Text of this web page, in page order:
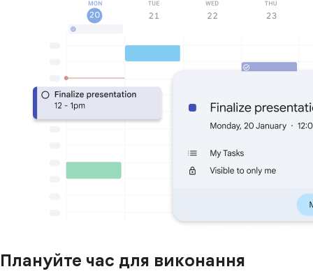
Плануйте час для виконання